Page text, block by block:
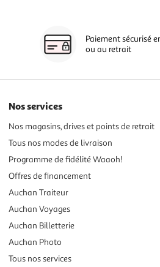
Paiement sécurisé
ou au retrait
Nos services
Nos magasins, drives et points de retrait
Tous nos modes de livraison
Programme de fidélité Waaoh!
Offres de financement
Auchan Traiteur
Auchan Voyages
Auchan Billetterie
Auchan Photo
Tous nos services